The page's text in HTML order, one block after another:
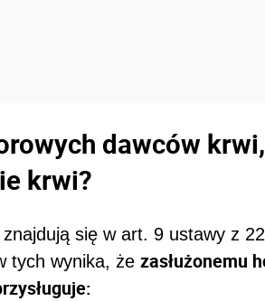
dawców
krwi?
się w art. 9 ustawy z
tych wynika, że zasłużonemu